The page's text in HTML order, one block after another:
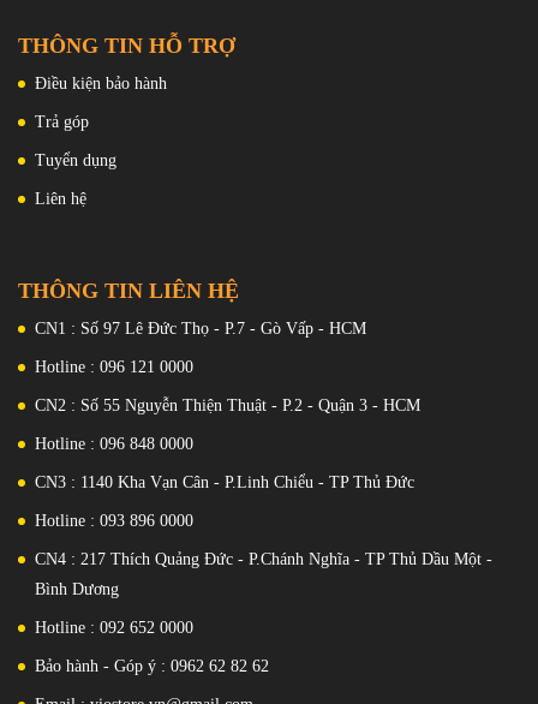
Khung viền kim loại mang đến sự chắc chắn và sang trọng cho máy
.
Cụm Camera 50 MP OIS Siêu Nét.
megapixel
ánh sáng và bóng tối giữa chủ thể, ánh sáng và môi trường, trong
OPPO sử dụng công nghệ ma trận photon để cho phép OPPO Find
một cách chân thực và ánh xạ chính xác chúng lên màn hình, đạt
THÔNG TIN HỖ TRỢ
Điều kiện bảo hành
Trả góp
Tuyển dụng
Liên hệ
THÔNG TIN LIÊN HỆ
CN1 : Số 97 Lê Đức Thọ - P.7 - Gò Vấp - HCM
Hotline : 096 121 0000
CN2 : Số 55 Nguyễn Thiện Thuật - P.2 - Quận 3 - HCM
Hotline : 096 848 0000
CN3 : 1140 Kha Vạn Cân - P.Linh Chiểu - TP Thủ Đức
Hotline : 093 896 0000
CN4 : 217 Thích Quảng Đức - P.Chánh Nghĩa - TP Thủ Dầu Một -
Bình Dương
Hotline : 092 652 0000
Bảo hành - Góp ý : 0962 62 82 62